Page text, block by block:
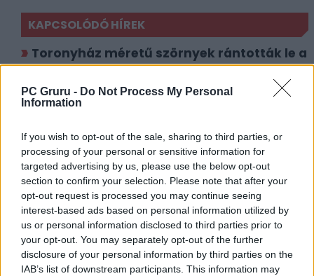
PC Gruru - Do Not Process My Personal
Information
If you wish to opt-out of the sale, sharing to third parties, or
processing of your personal or sensitive information for
targeted advertising by us, please use the below opt-out
section to confirm your selection. Please note that after your
opt-out request is processed you may continue seeing
interest-based ads based on personal information utilized by
us or personal information disclosed to third parties prior to
your opt-out. You may separately opt-out of the further
disclosure of your personal information by third parties on the
IAB’s list of downstream participants. This information may
KAPCSOLÓDÓ HÍREK
Toronyház méretű szörnyek rántották le a
leplet a Monster Hunter Wilds megjelenési
dátumáról
Kingdom Come: Deliverance 2 ide vagy
oda, a Monster Hunter Wilds a hónap
sztárja
Induljon a vadászat – Így lehet ingyen a
Tiéd a Monster Hunter Wilds!
Figyelem! Monster Hunter Wilds
nyereményjátékunkkal DLC-t nyerhetsz!
LEGFRISSEBB VIDEÓNK